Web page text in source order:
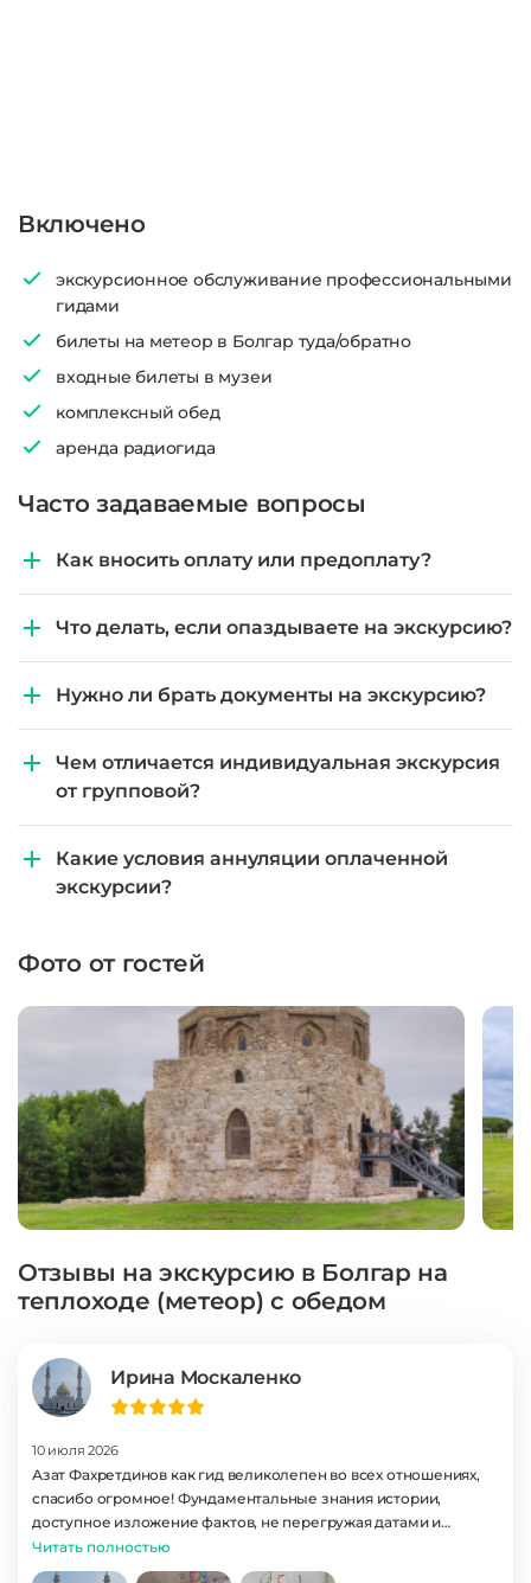
Включено
экскурсионное обслуживание профессиональными
гидами
билеты на метеор в Болгар туда/обратно
входные билеты в музеи
комплексный обед
аренда радиогида
Часто задаваемые вопросы
Как вносить оплату или предоплату?
Что делать, если опаздываете на экскурсию?
Нужно ли брать документы на экскурсию?
Чем отличается индивидуальная экскурсия
от групповой?
Какие условия аннуляции оплаченной
экскурсии?
Фото от гостей
Отзывы на экскурсию в Болгар на
теплоходе (метеор) с обедом
Ирина Москаленко
10 июля 2026
Азат Фахретдинов как гид великолепен во всех отношениях,
спасибо огромное! Фундаментальные знания истории,
доступное изложение фактов, не перегружая датами и
именами, связная логика повествования, патриотический
подход и любовь к родному краю оставили глубокие
Читать полностью